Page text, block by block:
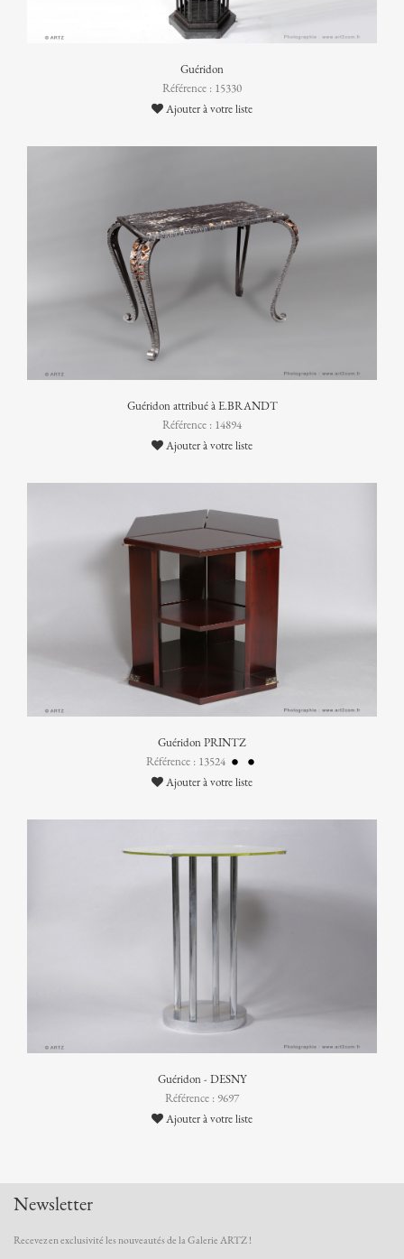
Guéridon
Référence : 15330
Ajouter à votre liste
Guéridon attribué à E.BRANDT
Référence : 14894
Ajouter à votre liste
Guéridon PRINTZ
Référence : 13524
Ajouter à votre liste
Guéridon - DESNY
Référence : 9697
Ajouter à votre liste
Newsletter
Recevez en exclusivité les nouveautés de la Galerie ARTZ !